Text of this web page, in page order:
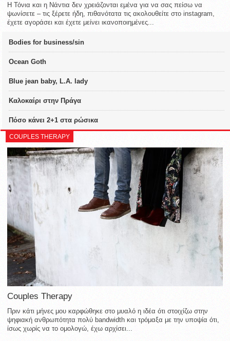
Η Τόνια και η Νάντια δεν χρειάζονται εμένα για να σας πείσω να
ψωνίσετε – τις ξέρετε ήδη, πιθανότατα τις ακολουθείτε στο instagram,
έχετε αγοράσει και έχετε μείνει ικανοποιημένες...
Bodies for business/sin
Ocean Goth
Blue jean baby, L.A. lady
Καλοκαίρι στην Πράγα
Πόσο κάνει 2+1 στα ρώσικα
COUPLES THERAPY
Couples Therapy
Πριν κάτι μήνες μου καρφώθηκε στο μυαλό η ιδέα ότι στοιχίζω στην
ψηφιακή ανθρωπότητα πολύ bandwidth και τρόμαξα με την υποψία ότι,
ίσως χωρίς να το ομολογώ, έχω αρχίσει...